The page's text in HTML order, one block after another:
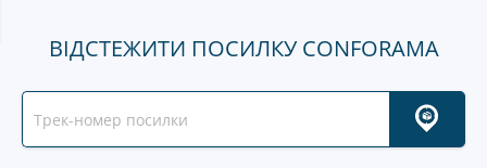
ВІДСТЕЖИТИ ПОСИЛКУ CONFORAMA